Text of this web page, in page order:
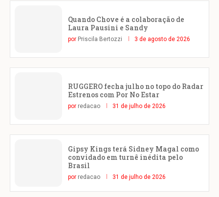
Quando Chove é a colaboração de
Laura Pausini e Sandy
por Priscila Bertozzi 3 de agosto de 2026
RUGGERO fecha julho no topo do Radar
Estrenos com Por No Estar
por redacao 31 de julho de 2026
Gipsy Kings terá Sidney Magal como
convidado em turnê inédita pelo
Brasil
por redacao 31 de julho de 2026